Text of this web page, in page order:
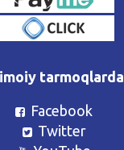
tarmoqlarda
Facebook
Twitter